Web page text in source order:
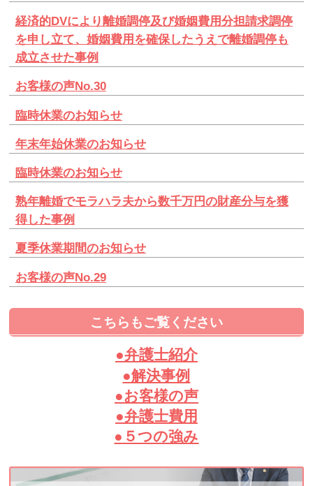
経済的DVにより離婚調停及び婚姻費用分担請求調停
を申し立て、婚姻費用を確保したうえで離婚調停も
成立させた事例
お客様の声No.30
臨時休業のお知らせ
年末年始休業のお知らせ
臨時休業のお知らせ
熟年離婚でモラハラ夫から数千万円の財産分与を獲
得した事例
夏季休業期間のお知らせ
お客様の声No.29
こちらもご覧ください
●弁護士紹介
●解決事例
●お客様の声
●弁護士費用
●５つの強み